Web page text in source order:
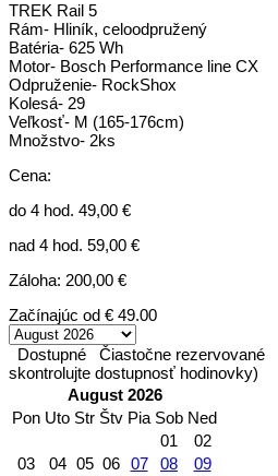
TREK Rail 5
Rám- Hliník, celoodpružený
Batéria- 625 Wh
Motor- Bosch Performance line CX
Odpruženie- RockShox
Kolesá- 29
Veľkosť- M (165-176cm)
Množstvo- 2ks
Cena:
do 4 hod. 49,00 €
nad 4 hod. 59,00 €
Záloha: 200,00 €
Začínajúc od € 49.00
Dostupné Čiastočne rezervované
skontrolujte dostupnosť hodinovky)
August 2026
Pon Uto Str Štv Pia Sob Ned
01
02
03
04 05 06 07 08
09